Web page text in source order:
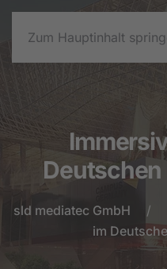
Zum Hauptinhalt
Deutschen
sld mediatec GmbH
im